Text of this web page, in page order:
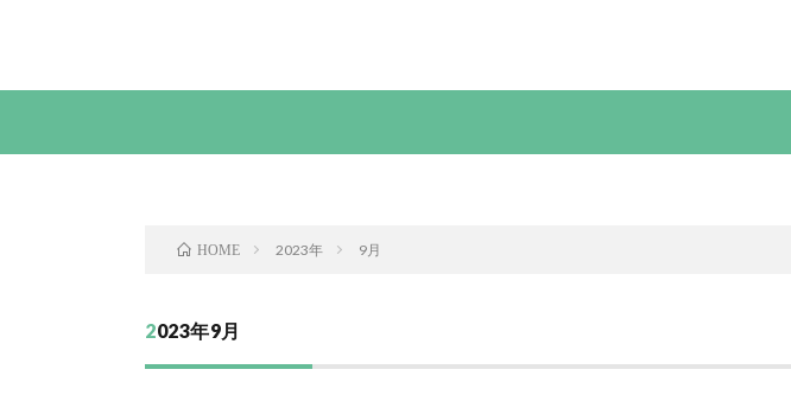
HOME 2023年 9月
2023年9月